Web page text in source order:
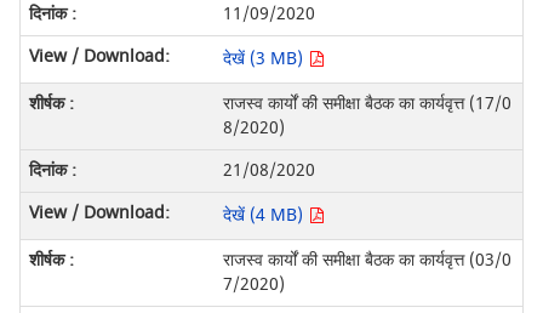
11/09/2020
देखें (3 MB)
राजस्व कार्यों की समीक्षा बैठक का कार्यवृत्त (17/0
8/2020)
21/08/2020
देखें (4 MB)
राजस्व कार्यों की समीक्षा बैठक का कार्यवृत्त (03/0
7/2020)